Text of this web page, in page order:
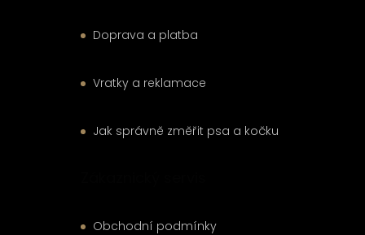
Doprava a platba
Vratky a reklamace
Jak správně změřit psa a kočku
Obchodní podmínky